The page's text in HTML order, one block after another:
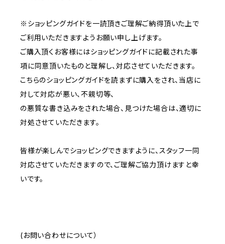
※ショッピングガイドを一読頂きご理解ご納得頂いた上で
ご利用いただきますようお願い申し上げます。
ご購入頂くお客様にはショッピングガイドに記載された事
項に同意頂いたものと理解し、対応させていただきます。
こちらのショッピングガイドを読まずに購入をされ、当店に
対して対応が悪い、不親切等、
の悪質な書き込みをされた場合、見つけた場合は、適切に
対処させていただきます。
皆様が楽しんでショッピングできますように、スタッフ一同
対応させていただきますので、ご理解ご協力頂けますと幸
いです。
(お問い合わせについて）